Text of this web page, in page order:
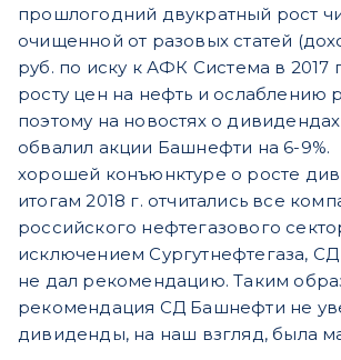
прошлогодний двукратный рост
очищенной от разовых статей
руб. по иску к АФК Система в 2017
росту цен на нефть и ослаблению
поэтому на новостях о
обвалил акции Башнефти на 6-
хорошей конъюнктуре о росте
итогам 2018 г. отчитались все
российского нефтегазового
исключением Сургутнефтегаза,
не дал рекомендацию. Таким
рекомендация СД Башнефти не
дивиденды, на наш взгляд, была